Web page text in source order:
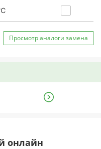
Просмотр аналоги замена
онлайн